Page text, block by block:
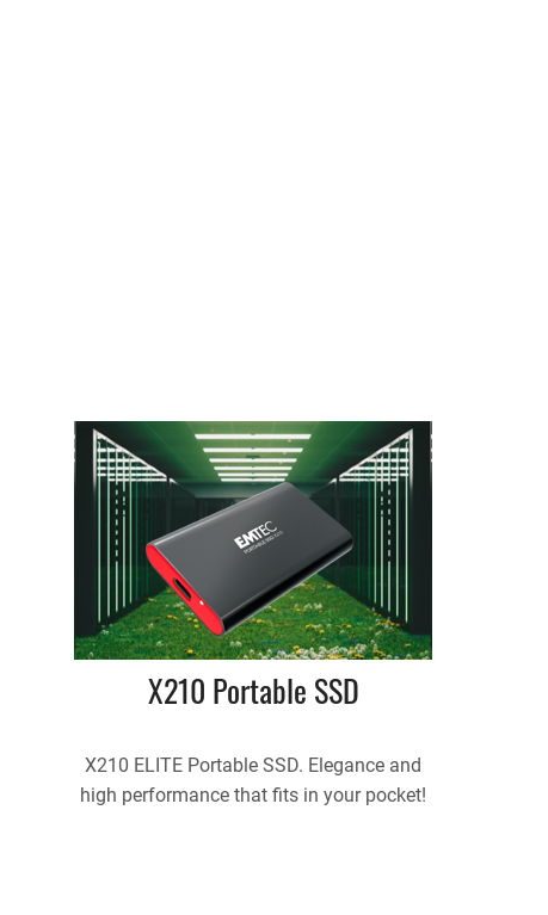
X210 Portable SSD
X210 ELITE Portable SSD. Elegance and
high performance that fits in your pocket!